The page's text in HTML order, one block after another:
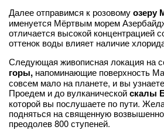
Далее отправимся к розовомуозеру
именуется Мёртвым морем
отличается высокой концентрацией
оттенок воды влияет наличие
Следующая живописная локация на
горы, напоминающие поверхность
совсем мало на планете, и вы
Проедем и до вулканическойскалы
которой вы послушаете по пути.
подняться на священную
преодолев 800 ступеней.